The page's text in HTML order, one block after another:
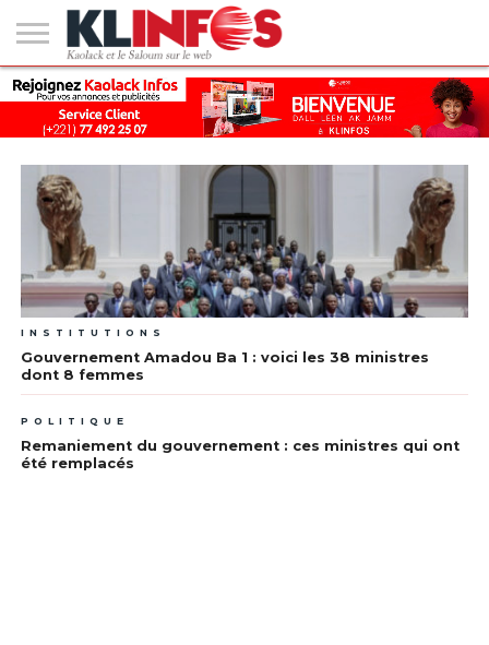
#2
(PAS
DE
TITRE)
KAOLACK
POLITIQUE
ECONOMIE
SOCIÉTÉ
CULTURE
PEOPLE
SPORT
SANTÉ
AFRIQUE
INTERNATIONAL
EMPLOI &
FORMATION
INSTITUTIONS
Gouvernement Amadou Ba 1 : voici les 38 ministres
dont 8 femmes
POLITIQUE
Remaniement du gouvernement : ces ministres qui ont
été remplacés